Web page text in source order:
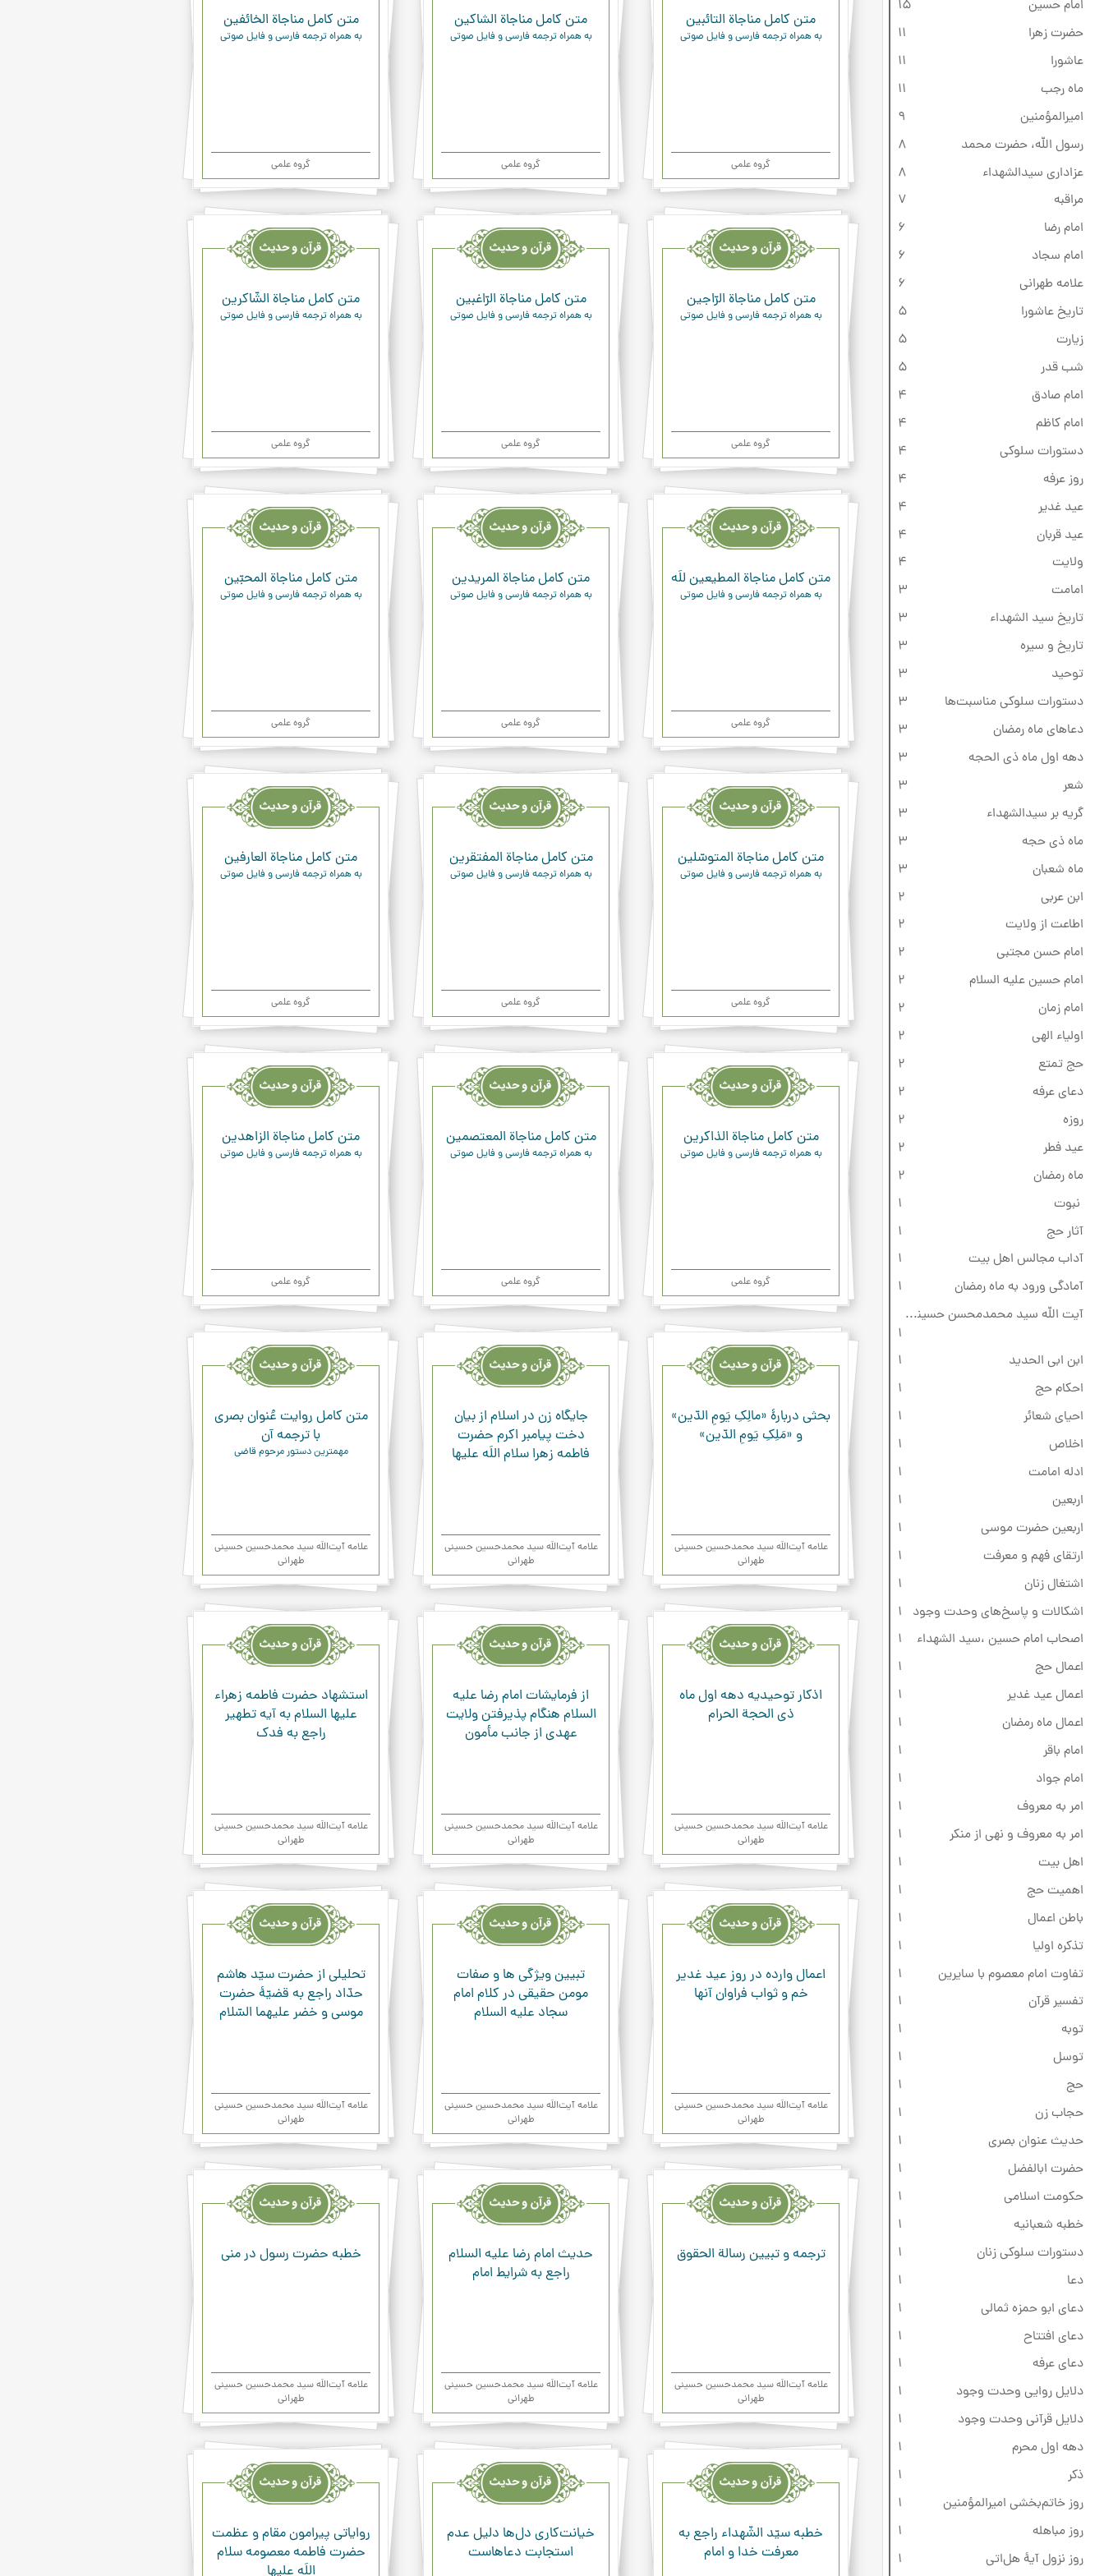
امام حسین
15
حضرت زهرا
11
عاشورا
11
ماه رجب
11
امیرالمؤمنین
9
رسول الله، حضرت محمد
8
عزاداری سیدالشهداء
8
مراقبه
7
امام رضا
6
امام سجاد
6
علامه طهرانی
6
تاریخ عاشورا
5
زیارت
5
شب قدر
5
امام صادق
4
امام کاظم
4
دستورات سلوکی
4
روز عرفه
4
عید غدیر
4
عید قربان
4
ولایت
4
امامت
3
تاریخ سید الشهداء
3
تاریخ و سیره
3
توحید
3
دستورات سلوکی مناسبت‌ها
3
دعاهای ماه رمضان
3
دهه اول ماه ذی‌ الحجه
3
شعر
3
گریه بر سیدالشهداء
3
ماه ذی حجه
3
ماه شعبان
3
ابن عربی
2
اطاعت از ولایت
2
امام حسن مجتبی
2
امام حسین علیه السلام
2
امام زمان
2
اولیاء الهی
2
حج تمتع
2
دعای عرفه
2
روزه
2
عید فطر
2
ماه رمضان
2
نبوت
1
آثار حج
1
آداب مجالس اهل بیت
1
آمادگی ورود به ماه رمضان
1
آیت الله سید محمدمحسن حسینی طهرانی
1
ابن ابی الحدید
1
احکام حج
1
احیای شعائر
1
اخلاص
1
ادله امامت
1
اربعین
1
اربعین حضرت موسی
1
ارتقای فهم و معرفت
1
اشتغال زنان
1
اشکالات و پاسخ‌های وحدت وجود
1
اصحاب امام حسین ،سید الشهداء
1
اعمال حج
1
اعمال عید غدیر
1
اعمال ماه رمضان
1
امام باقر
1
امام جواد
1
امر به معروف
1
امر به معروف و نهی از منکر
1
اهل بیت
1
اهمیت حج
1
باطن اعمال
1
تذکره اولیا
1
تفاوت امام معصوم با سایرین
1
تفسیر قرآن
1
توبه
1
توسل
1
حج
1
حجاب زن
1
حدیث عنوان بصری
1
حضرت ابالفضل
1
حکومت اسلامی
1
خطبه شعبانیه
1
دستورات سلوکی زنان
1
دعا
1
دعای ابو حمزه ثمالی
1
دعای افتتاح
1
دعای عرفه
1
دلایل روایی وحدت وجود
1
دلایل قرآنی وحدت وجود
1
دهه اول محرم
1
ذکر
1
روز خاتم‌بخشی امیرالمؤمنین
1
روز مباهله
1
روز نزول آیۀ هل‌اتی
1
متن کامل مناجاة التائبين
به همراه ترجمه فارسی و فایل صوتی
گروه علمی
متن کامل مناجاة الشاكين
به همراه ترجمه فارسی و فایل صوتی
گروه علمی
متن کامل مناجاة الخائفين
به همراه ترجمه فارسی و فایل صوتی
گروه علمی
قرآن
وحدیث
متن کامل مناجاة الرّاجين
به همراه ترجمه فارسی و فایل صوتی
گروه علمی
قرآن
وحدیث
متن کامل مناجاة الرّاغبين
به همراه ترجمه فارسی و فایل صوتی
گروه علمی
قرآن
وحدیث
متن کامل مناجاة الشّاكرين
به همراه ترجمه فارسی و فایل صوتی
گروه علمی
قرآن
وحدیث
متن کامل مناجاة المطيعين للَه
به همراه ترجمه فارسی و فایل صوتی
گروه علمی
قرآن
وحدیث
متن کامل مناجاة المريدين
به همراه ترجمه فارسی و فایل صوتی
گروه علمی
قرآن
وحدیث
متن کامل مناجاة المحبّين
به همراه ترجمه فارسی و فایل صوتی
گروه علمی
قرآن
وحدیث
متن کامل مناجاة المتوسّلين
به همراه ترجمه فارسی و فایل صوتی
گروه علمی
قرآن
وحدیث
متن کامل مناجاة المفتقرين
به همراه ترجمه فارسی و فایل صوتی
گروه علمی
قرآن
وحدیث
متن کامل مناجاة العارفين‏
به همراه ترجمه فارسی و فایل صوتی
گروه علمی
قرآن
وحدیث
متن کامل مناجاة الذاكرين
به همراه ترجمه فارسی و فایل صوتی
گروه علمی
قرآن
وحدیث
متن کامل مناجاة المعتصمين
به همراه ترجمه فارسی و فایل صوتی
گروه علمی
قرآن
وحدیث
متن کامل مناجاة الزاهدين
به همراه ترجمه فارسی و فایل صوتی
گروه علمی
قرآن
وحدیث
بحثی دربارۀ «مالِکِ یَومِ الدّین»
و «مَلِکِ یَومِ الدّین»
علامه آیت‌اللَه سید محمدحسین حسینی
طهرانی
قرآن
وحدیث
جايگاه زن در اسلام از بيان
دخت پيامبر اكرم حضرت
فاطمه زهرا سلام اللَه عليها
علامه آیت‌اللَه سید محمدحسین حسینی
طهرانی
قرآن
وحدیث
متن كامل روايت عُنوان بصري
با ترجمه آن
مهمترين دستور مرحوم قاضي
علامه آیت‌اللَه سید محمدحسین حسینی
طهرانی
قرآن
وحدیث
اذکار توحیدیه دهه اول ماه
ذی الحجة الحرام
علامه آیت‌اللَه سید محمدحسین حسینی
طهرانی
قرآن
وحدیث
از فرمایشات امام رضا علیه
السلام هنگام پذیرفتن ولایت
عهدی از جانب مأمون
علامه آیت‌اللَه سید محمدحسین حسینی
طهرانی
قرآن
وحدیث
استشهاد حضرت فاطمه زهراء
علیها السلام به آيه تطهير
راجع به فدك
علامه آیت‌اللَه سید محمدحسین حسینی
طهرانی
قرآن
وحدیث
اعمال وارده در روز عید غدیر
خم و ثواب فراوان آنها
علامه آیت‌اللَه سید محمدحسین حسینی
طهرانی
قرآن
وحدیث
تبیین ویژگی ها و صفات
مومن حقیقی در کلام امام
سجاد علیه السلام
علامه آیت‌اللَه سید محمدحسین حسینی
طهرانی
قرآن
وحدیث
تحلیلی از حضرت سیّد هاشم
حدّاد راجع به قضیّۀ حضرت
موسی و خضر علیهما السّلام
علامه آیت‌اللَه سید محمدحسین حسینی
طهرانی
قرآن
وحدیث
ترجمه و تبیین رسالة الحقوق
علامه آیت‌اللَه سید محمدحسین حسینی
طهرانی
قرآن
وحدیث
حديث امام رضا علیه السلام
راجع به شرايط امام‏
علامه آیت‌اللَه سید محمدحسین حسینی
طهرانی
قرآن
وحدیث
خطبه حضرت رسول در مني
علامه آیت‌اللَه سید محمدحسین حسینی
طهرانی
قرآن
وحدیث
خطبه‌ سيّد الشّهداء راجع‌ به‌
معرفت خدا و امام
قرآن
وحدیث
خیانت‌کاری دل‌ها دلیل عدم
استجابت دعاهاست
قرآن
وحدیث
رواياتي پيرامون مقام و عظمت
حضرت فاطمه معصومه سلام
اللَه عليها